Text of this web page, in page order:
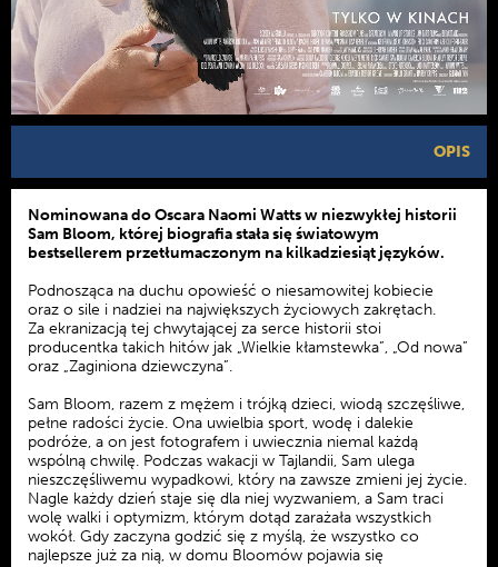
OPIS
Nominowana do Oscara Naomi Watts w niezwykłej historii
Sam Bloom, której biografia stała się światowym
bestsellerem przetłumaczonym na kilkadziesiąt języków.
Podnosząca na duchu opowieść o niesamowitej kobiecie
oraz o sile i nadziei na największych życiowych zakrętach.
Za ekranizacją tej chwytającej za serce historii stoi
producentka takich hitów jak „Wielkie kłamstewka”, „Od nowa”
oraz „Zaginiona dziewczyna”.
Sam Bloom, razem z mężem i trójką dzieci, wiodą szczęśliwe,
pełne radości życie. Ona uwielbia sport, wodę i dalekie
podróże, a on jest fotografem i uwiecznia niemal każdą
wspólną chwilę. Podczas wakacji w Tajlandii, Sam ulega
nieszczęśliwemu wypadkowi, który na zawsze zmieni jej życie.
Nagle każdy dzień staje się dla niej wyzwaniem, a Sam traci
wolę walki i optymizm, którym dotąd zarażała wszystkich
wokół. Gdy zaczyna godzić się z myślą, że wszystko co
najlepsze już za nią, w domu Bloomów pojawia się